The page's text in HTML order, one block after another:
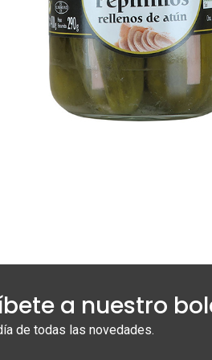
a nuestro
de todas las novedades.